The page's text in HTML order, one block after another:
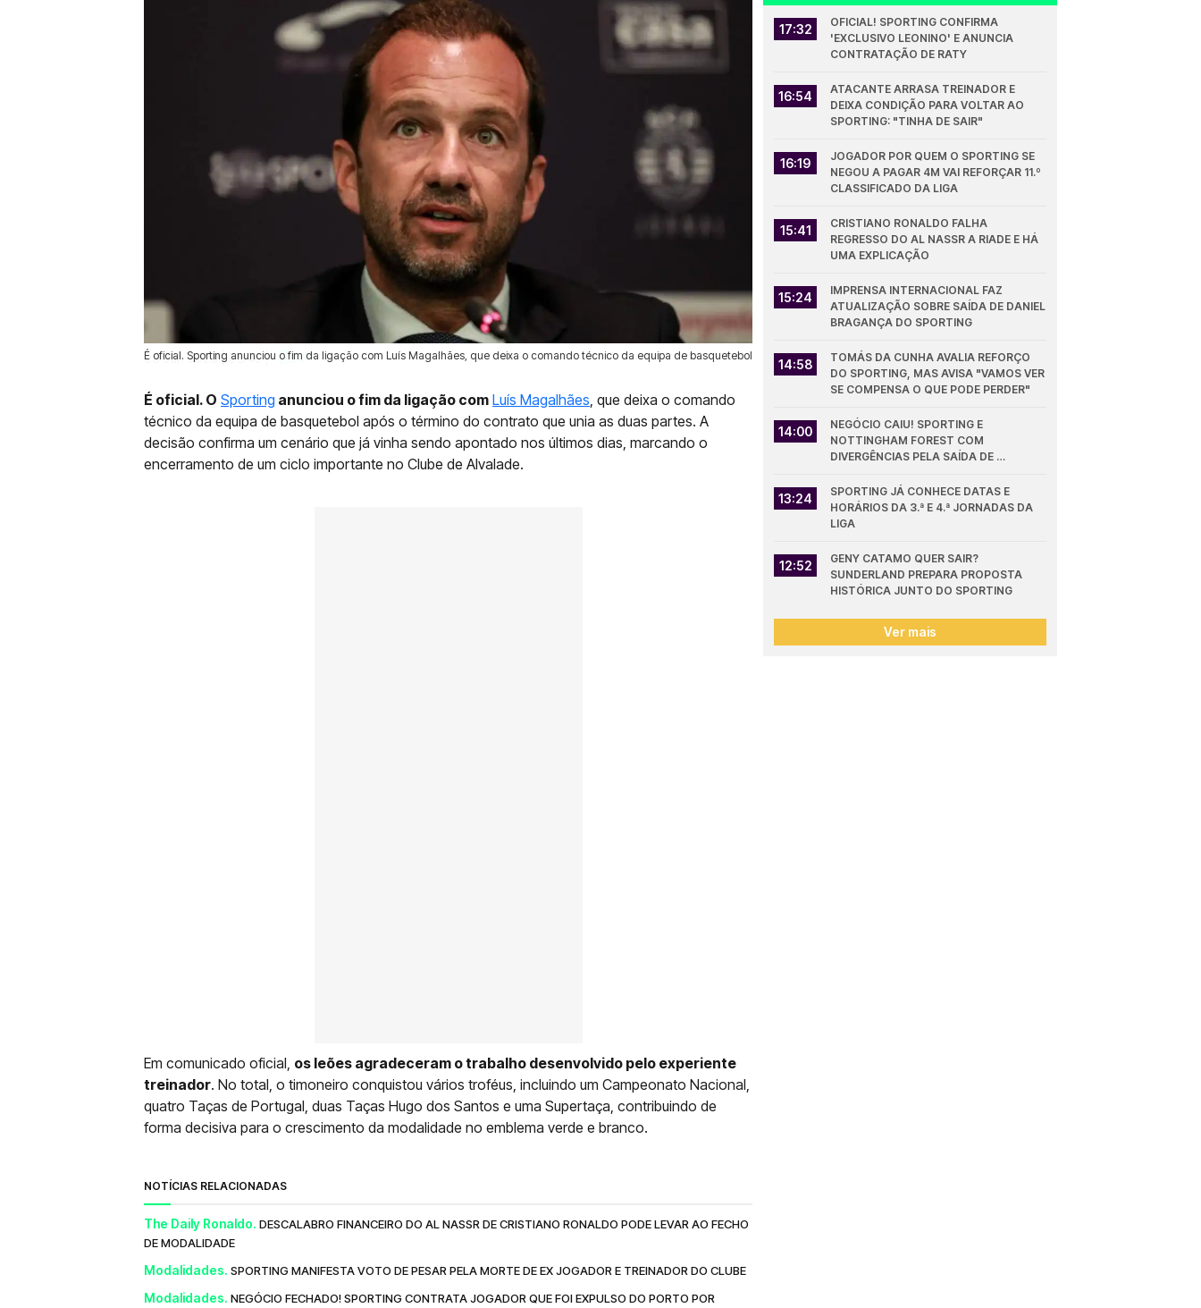
É oficial. Sporting anunciou o fim da ligação com Luís Magalhães, que deixa o comando técnico da equipa de basquetebol
03 Jun 2026 | 08:45 | 0
É oficial. O Sporting anunciou o fim da ligação com Luís Magalhães , que deixa o comando
técnico da equipa de basquetebol após o término do contrato que unia as duas partes. A
decisão confirma um cenário que já vinha sendo apontado nos últimos dias, marcando o
encerramento de um ciclo importante no Clube de Alvalade.
Em comunicado oficial, os leões agradeceram o trabalho desenvolvido pelo experiente
treinador. No total, o timoneiro conquistou vários troféus, incluindo um Campeonato Nacional,
quatro Taças de Portugal, duas Taças Hugo dos Santos e uma Supertaça, contribuindo de
forma decisiva para o crescimento da modalidade no emblema verde e branco.
NOTÍCIAS RELACIONADAS
The Daily Ronaldo. DESCALABRO FINANCEIRO DO AL NASSR DE CRISTIANO RONALDO PODE LEVAR AO FECHO
DE MODALIDADE
Modalidades. SPORTING MANIFESTA VOTO DE PESAR PELA MORTE DE EX JOGADOR E TREINADOR DO CLUBE
Modalidades. NEGÓCIO FECHADO! SPORTING CONTRATA JOGADOR QUE FOI EXPULSO DO PORTO POR
17:32
OFICIAL! SPORTING CONFIRMA
'EXCLUSIVO LEONINO' E ANUNCIA
CONTRATAÇÃO DE RATY
16:54
ATACANTE ARRASA TREINADOR E
DEIXA CONDIÇÃO PARA VOLTAR AO
SPORTING: "TINHA DE SAIR"
16:19
JOGADOR POR QUEM O SPORTING SE
NEGOU A PAGAR 4M VAI REFORÇAR 11.º
CLASSIFICADO DA LIGA
15:41
CRISTIANO RONALDO FALHA
REGRESSO DO AL NASSR A RIADE E HÁ
UMA EXPLICAÇÃO
15:24
IMPRENSA INTERNACIONAL FAZ
ATUALIZAÇÃO SOBRE SAÍDA DE DANIEL
BRAGANÇA DO SPORTING
14:58
TOMÁS DA CUNHA AVALIA REFORÇO
DO SPORTING, MAS AVISA "VAMOS VER
SE COMPENSA O QUE PODE PERDER"
14:00
NEGÓCIO CAIU! SPORTING E
NOTTINGHAM FOREST COM
DIVERGÊNCIAS PELA SAÍDA DE
13:24
SPORTING JÁ CONHECE DATAS E
HORÁRIOS DA 3.ª E 4.ª JORNADAS DA
LIGA
12:52
GENY CATAMO QUER SAIR?
SUNDERLAND PREPARA PROPOSTA
HISTÓRICA JUNTO DO SPORTING
Ver mais